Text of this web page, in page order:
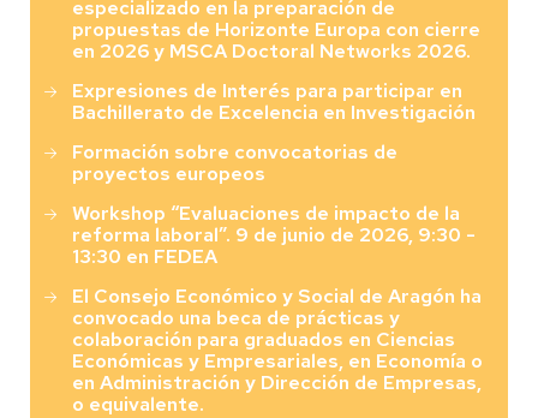
especializado en la preparación de
propuestas de Horizonte Europa con cierre
en 2026 y MSCA Doctoral Networks 2026.
Expresiones de Interés para participar en
Bachillerato de Excelencia en Investigación
Formación sobre convocatorias de
proyectos europeos
Workshop “Evaluaciones de impacto de la
reforma laboral”. 9 de junio de 2026, 9:30 -
13:30 en FEDEA
El Consejo Económico y Social de Aragón ha
convocado una beca de prácticas y
colaboración para graduados en Ciencias
Económicas y Empresariales, en Economía o
en Administración y Dirección de Empresas,
o equivalente.